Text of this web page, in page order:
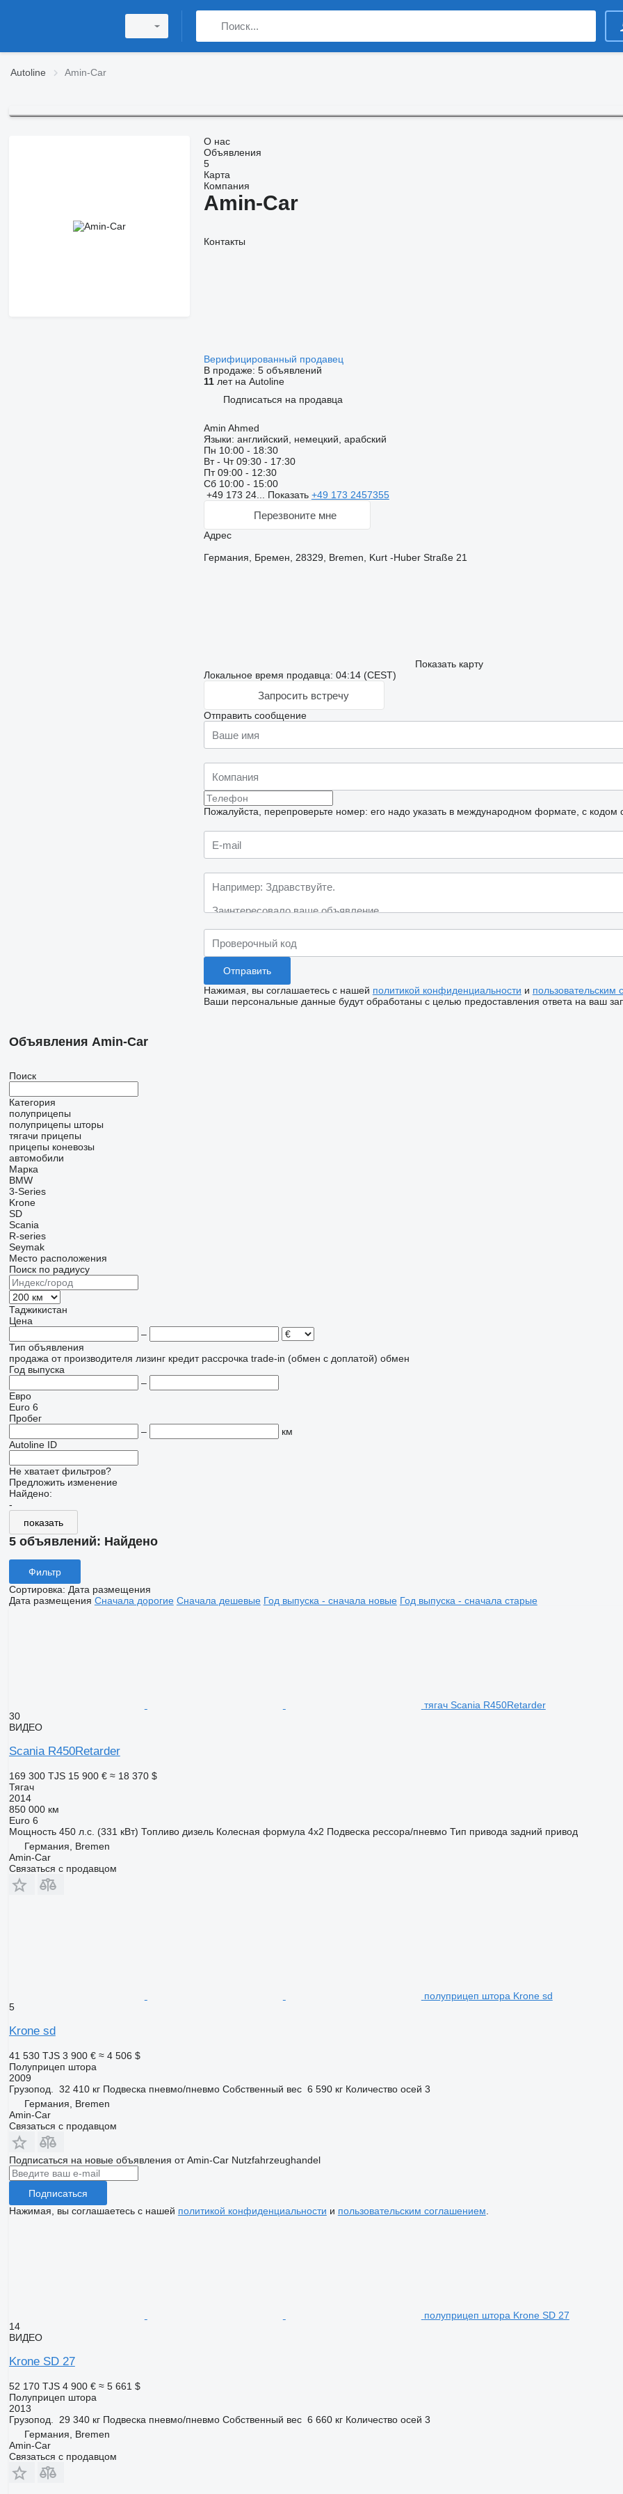
Autoline Amin-Car
О нас
Объявления
5
Карта
Компания
Amin-Car
Контакты
Верифицированный продавец
В продаже: 5 объявлений
11лет на Autoline
Подписаться на продавца
Amin Ahmed
Языки: английский, немецкий, арабский
Пн 10:00 - 18:30
Вт - Чт09:30 - 17:30
Пт09:00 - 12:30
Сб 10:00 - 15:00
+49 173 24... Показать +49 173 2457355
Перезвоните мне
Адрес
Германия, Бремен, 28329, Bremen, Kurt -Huber Straße 21
Показать карту
Локальное время продавца: 04:14 (CEST)
Запросить встречу
Отправить сообщение
Пожалуйста, перепроверьте номер: его надо указать в международном формате, с кодом
Нажимая, вы соглашаетесь с нашей политикой конфиденциальности и пользовательским
Ваши персональные данные будут обработаны с целью предоставления ответа на ваш
Объявления Amin-Car
Поиск
Категория
полуприцепы
полуприцепы шторы
тягачи прицепы
прицепы коневозы
автомобили
Марка
BMW
3-Series
Krone
SD
Scania
R-series
Seymak
Место расположения
Поиск по радиусу
Таджикистан
Цена
–
Тип объявления
продажа от производителя лизинг кредит рассрочка trade-in (обмен с доплатой) обмен
Год выпуска
–
Евро
Euro 6
Пробег
–
км
Autoline ID
Не хватает фильтров?
Предложить изменение
Найдено:
-
показать
5 объявлений: Найдено
Фильтр
Сортировка: Дата размещения
Дата размещения Сначала дорогие Сначала дешевые Год выпуска - сначала новые Год выпуска - сначала старые
тягач Scania R450Retarder
30
ВИДЕО
Scania R450Retarder
169 300 TJS 15 900 € ≈ 18 370 $
Тягач
2014
850 000 км
Euro 6
Мощность 450 л.с. (331 кВт) Топливо дизель Колесная формула 4x2 Подвеска рессора/пневмо Тип привода задний привод
Германия, Bremen
Amin-Car
Связаться с продавцом
полуприцеп штора Krone sd
5
Krone sd
41 530 TJS 3 900 € ≈ 4 506 $
Полуприцеп штора
2009
Грузопод.
32 410 кг Подвеска пневмо/пневмо Собственный вес 6 590 кг Количество осей 3
Германия, Bremen
Amin-Car
Связаться с продавцом
Подписаться на новые объявления от Amin-Car Nutzfahrzeughandel
Подписаться
Нажимая, вы соглашаетесь с нашей политикой конфиденциальности и пользовательским соглашением
полуприцеп штора Krone SD 27
14
ВИДЕО
Krone SD 27
52 170 TJS 4 900 € ≈ 5 661 $
Полуприцеп штора
2013
Грузопод.
29 340 кг Подвеска пневмо/пневмо Собственный вес 6 660 кг Количество осей 3
Германия, Bremen
Amin-Car
Связаться с продавцом